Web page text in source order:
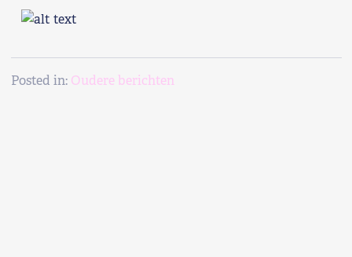
Shop
Posted in: Oudere berichten